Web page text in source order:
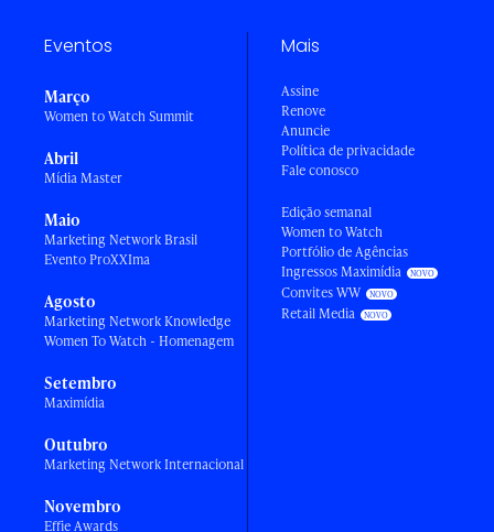
Eventos
Março
Women to Watch Summit
Abril
Mídia Master
Maio
Marketing Network Brasil
Evento ProXXIma
Agosto
Marketing Network Knowledge
Women To Watch - Homenagem
Setembro
Maximídia
Outubro
Marketing Network Internacional
Novembro
Effie Awards
Mais
Assine
Renove
Anuncie
Política de privacidade
Fale conosco
Edição semanal
Women to Watch
Portfólio de Agências
Ingressos Maximídia
Convites WW
Retail Media